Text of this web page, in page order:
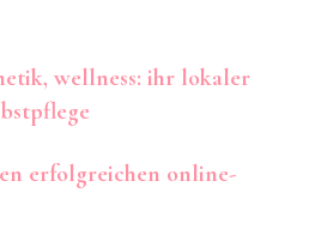
wellness: ihr lokaler
erfolgreichen online-